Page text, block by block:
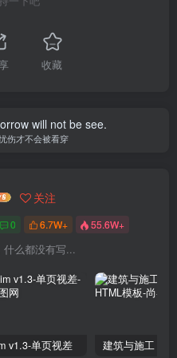
收藏
will not be see.
伤才不会被看穿
关注
0 6.7W+ 55.6W+
什么都没有写...
v1.3-单页视差